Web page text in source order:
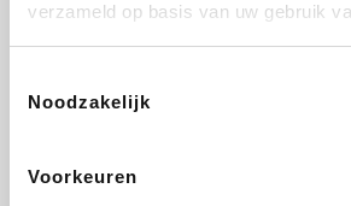
verzameld op basis van uw gebruik
Noodzakelijk
Voorkeuren